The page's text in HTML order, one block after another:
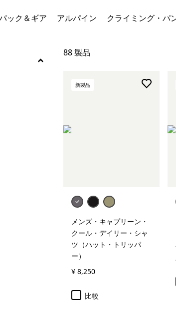
アルパイン
ック＆ギア アルパイン クライミング・パ
88 製品
新製品
メンズ・キャプリーン・
クール・デイリー・シャ
ツ（ハット・トリッパ
ー）
¥ 8,250
比較